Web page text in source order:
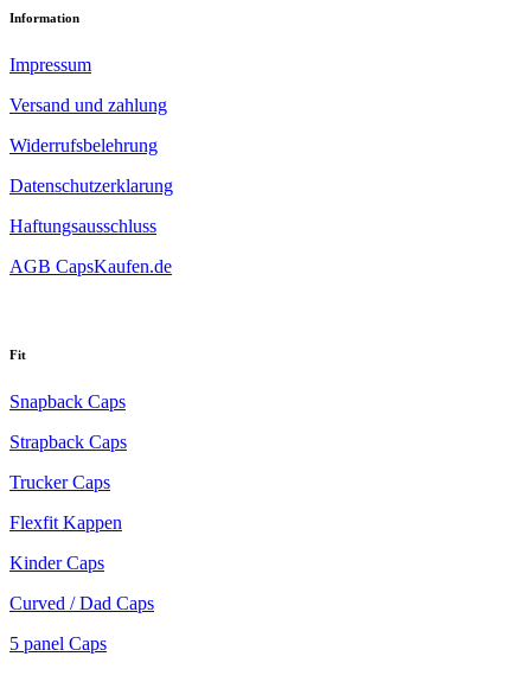
Information
Impressum
Versand und zahlung
Widerrufsbelehrung
Datenschutzerklarung
Haftungsausschluss
AGB CapsKaufen.de
Fit
Snapback Caps
Strapback Caps
Trucker Caps
Flexfit Kappen
Kinder Caps
Curved / Dad Caps
5 panel Caps